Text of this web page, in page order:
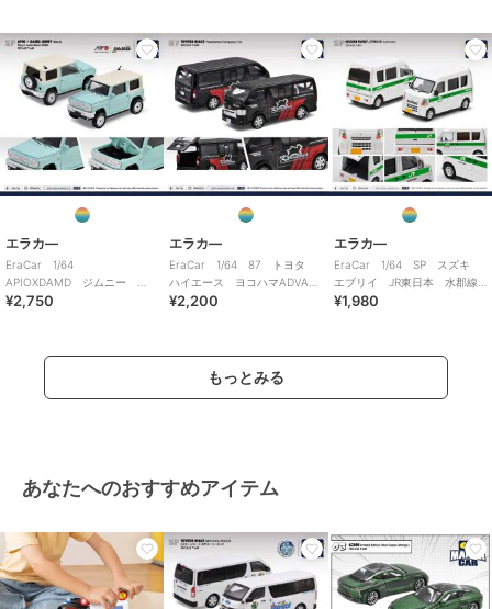
エラカ―
EraCar 1/64
APIOXDAMD ジムニー
LITTLE B 東京オートサロン
¥2,750
エラカ―
EraCar 1/64 87 トヨタ
ハイエース ヨコハマADVAN
カンパニーカー
¥2,200
エラカ―
EraCar 1/64 SP スズキ
エブリイ JR東日本 水郡線
営業所（日本限定）
¥1,980
もっとみる
あなたへのおすすめアイテム